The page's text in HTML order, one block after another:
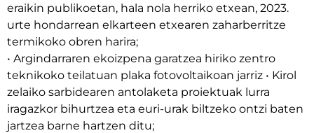
eraikin publikoetan, hala nola herriko etxean, 2023.
urte hondarrean elkarteen etxearen zaharberritze
termikoko obren harira;
• Argindarraren ekoizpena garatzea hiriko zentro
teknikoko teilatuan plaka fotovoltaikoan jarriz • Kirol
zelaiko sarbidearen antolaketa proiektuak lurra
iragazkor bihurtzea eta euri-urak biltzeko ontzi baten
jartzea barne hartzen ditu;